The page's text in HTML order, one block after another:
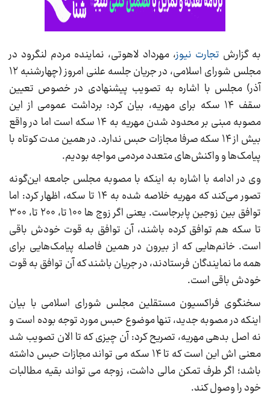
به گزارش تجارت نیوز، مهرداد لاهوتی، نماینده مردم لنگرود در
مجلس شورای اسلامی، در جریان جلسه علنی امروز (چهارشنبه ۱۲
آذر) مجلس با اشاره به تصویب پیشنهادی در خصوص تعیین
سقف ۱۴ سکه برای مهریه، بیان کرد: برداشت عمومی از این
مصوبه مبنی بر محدود شدن مهریه به ۱۴ سکه است اما در واقع
بیش از ۱۴ سکه صرفا مجازات حبس ندارد. در همین مدت کوتاه با
پیامک‌ها و واکنش‌های متعدد مردمی مواجه بودیم.
وی در ادامه با اشاره به اینکه با مصوبه مجلس جامعه این‌گونه
تصور می‌کند که مهریه خلاصه شده به ۱۴ تا سکه، اظهار کرد: اما
توافق بین زوجین پابرجاست. یعنی اگر زوج ها ۱۰۰ تا، ۲۰۰ تا، ۳۰۰
تا سکه هم توافق کرده باشند، آن توافق به قوت خودش باقی
است. خانم‌هایی که از بیرون در همین فاصله پیامک‌هایی برای
همه ما نمایندگان فرستادند، در جریان باشند که آن توافق به قوت
خودش باقی است.
سخنگوی فراکسیون مستقلین مجلس شورای اسلامی با بیان
اینکه در مصوبه جدید، تنها موضوع حبس مورد توجه بوده است و
نه اصل بدهی مهریه، تصریح کرد: آن چیزی که تا الان تصویب شد
معنی اش این است که تا ۱۴ سکه می تواند مجازات حبس داشته
باشد؛ اگر طرف تمکن مالی داشت، زوجه می تواند بقیه مطالبات
خود را وصول کند.